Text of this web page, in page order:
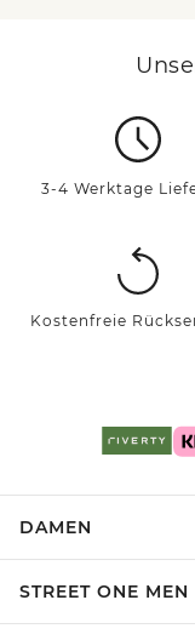
3-4 Werktage
Kostenfreie
DAMEN
STREET ONE MEN